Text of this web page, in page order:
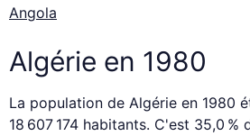
Angola
Algérie en 1980
La population de Algérie en 1980
18 607 174 habitants. C'est 35,0 %